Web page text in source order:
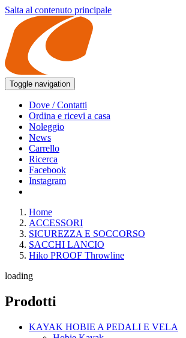
Salta al contenuto principale
Toggle navigation
Dove / Contatti
Ordina e ricevi a casa
Noleggio
News
Carrello
Ricerca
Facebook
Instagram
Home
ACCESSORI
SICUREZZA E SOCCORSO
SACCHI LANCIO
Hiko PROOF Throwline
loading
Prodotti
KAYAK HOBIE A PEDALI E VELA